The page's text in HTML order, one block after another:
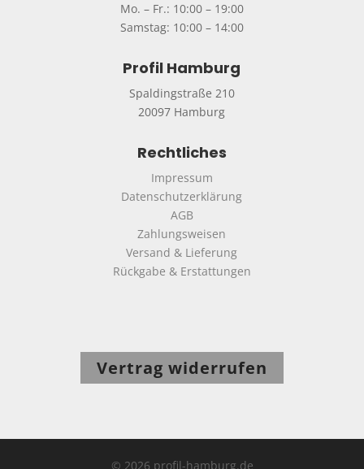
Mo. – Fr.: 10:00 – 19:00
Samstag: 10:00 – 14:00
Profil Hamburg
Spaldingstraße 210
20097 Hamburg
Rechtliches
Impressum
Datenschutzerklärung
AGB
Zahlungsweisen
Versand & Lieferung
Rückgabe & Erstattungen
Vertrag widerrufen
© 2026 profil-hamburg.de